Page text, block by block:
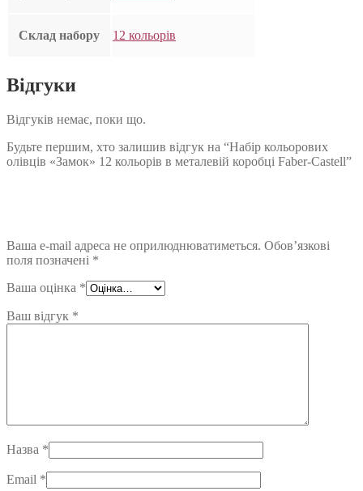
Склад набору 12 кольорів
Відгуки
Відгуків немає, поки що.
Будьте першим, хто залишив відгук на “Набір кольорових
олівців «Замок» 12 кольорів в металевій коробці Faber-Castell”
Ваша e-mail адреса не оприлюднюватиметься. Обов’язкові
поля позначені *
Ваша оцінка *
Ваш відгук *
Назва *
Email *